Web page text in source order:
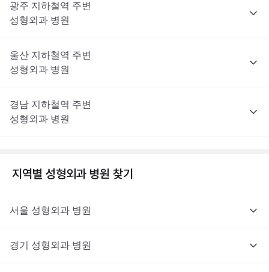
광주 지하철역 주변
성형외과 병원
울산 지하철역 주변
성형외과 병원
경남 지하철역 주변
성형외과 병원
지역별 성형외과 병원 찾기
서울 성형외과 병원
경기 성형외과 병원